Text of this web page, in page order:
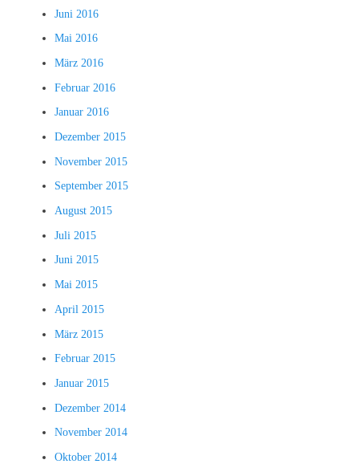
Juni 2016
Mai 2016
März 2016
Februar 2016
Januar 2016
Dezember 2015
November 2015
September 2015
August 2015
Juli 2015
Juni 2015
Mai 2015
April 2015
März 2015
Februar 2015
Januar 2015
Dezember 2014
November 2014
Oktober 2014